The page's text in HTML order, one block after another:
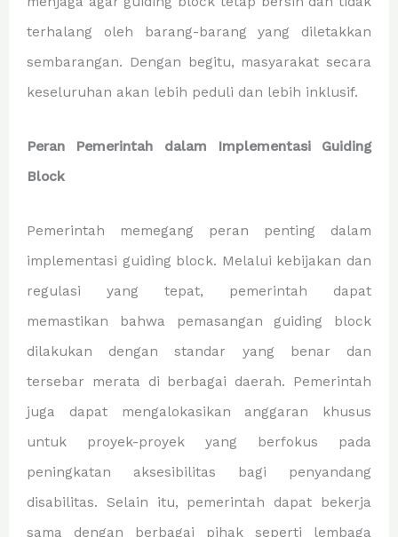
terhalang oleh barang-barang yang diletakkan
sembarangan. Dengan begitu, masyarakat secara
keseluruhan akan lebih peduli dan lebih inklusif.
Peran Pemerintah dalam Implementasi Guiding
Block
Pemerintah memegang peran penting dalam
implementasi guiding block. Melalui kebijakan dan
regulasi yang tepat, pemerintah dapat
memastikan bahwa pemasangan guiding block
dilakukan dengan standar yang benar dan
tersebar merata di berbagai daerah. Pemerintah
juga dapat mengalokasikan anggaran khusus
untuk proyek-proyek yang berfokus pada
peningkatan aksesibilitas bagi penyandang
disabilitas. Selain itu, pemerintah dapat bekerja
sama dengan berbagai pihak seperti lembaga